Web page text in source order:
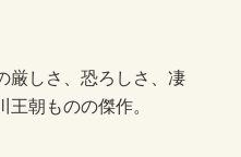
厳しさ、恐ろしさ、凄
朝ものの傑作。